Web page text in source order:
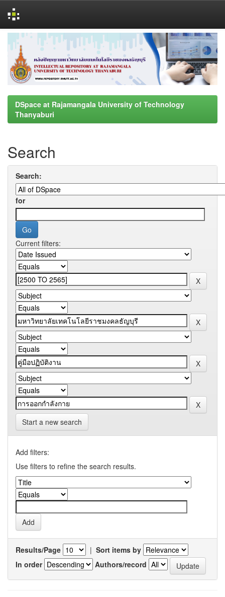
navigation
DSpace at Rajamangala University of Technology
Thanyaburi
Search
Search:
for
Current filters:
Start a new search
Add filters:
Use filters to refine the search results.
Results/Page | Sort items by
In order
Authors/record